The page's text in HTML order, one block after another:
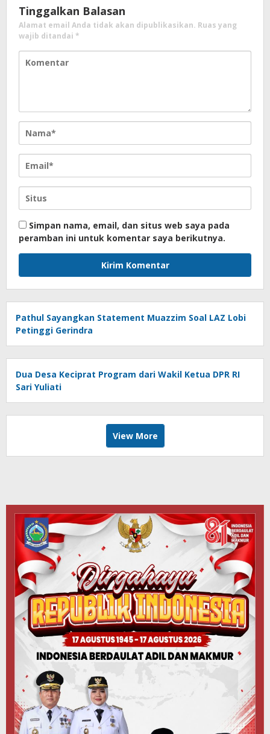
Tinggalkan Balasan
Alamat email Anda tidak akan dipublikasikan. Ruas yang
wajib ditandai *
Simpan nama, email, dan situs web saya pada
peramban ini untuk komentar saya berikutnya.
Pathul Sayangkan Statement Muazzim Soal LAZ Lobi
Petinggi Gerindra
Dua Desa Keciprat Program dari Wakil Ketua DPR RI
Sari Yuliati
View More